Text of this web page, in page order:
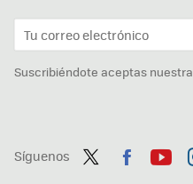
Suscribiéndote aceptas nuestra
Síguenos